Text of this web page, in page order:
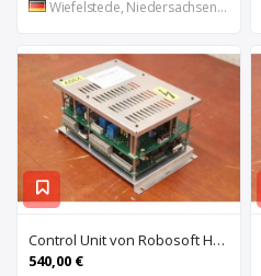
Wiefelstede, Niedersachsen, DE
Control Unit von Robosoft HACO – 411-1153 PPES 30135
540,00 €